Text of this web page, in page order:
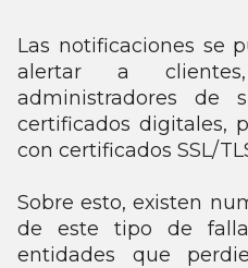
Las notificaciones se
alertar a
administradores de
certificados digitales,
con certificados SSL/
Sobre esto, existen
de este tipo de
entidades que